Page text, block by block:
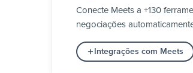
Conecte Meets a +130
negociações
Integrações com Meets